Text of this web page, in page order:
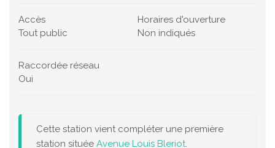
Accès
Tout public
Horaires d'ouverture
Non indiqués
Raccordée réseau
Oui
Cette station vient compléter une première
station située Avenue Louis Bleriot.